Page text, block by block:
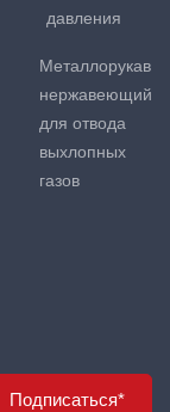
давления
Металлорукав
нержавеющий
для отвода
выхлопных
газов
Подписаться*